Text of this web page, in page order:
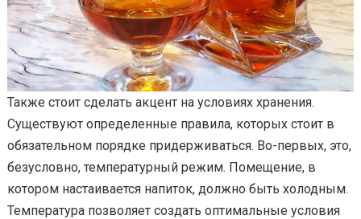
Также стоит сделать акцент на условиях хранения.
Существуют определенные правила, которых стоит в
обязательном порядке придерживаться. Во-первых, это,
безусловно, температурный режим. Помещение, в
котором настаивается напиток, должно быть холодным.
Температура позволяет создать оптимальные условия